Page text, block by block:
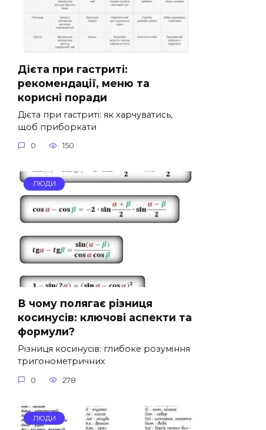
Дієта при гастриті:
рекомендації, меню та
корисні поради
Дієта при гастриті: як харчуватись,
щоб приборкати
0 150
ЛЮДИ
В чому полягає різниця
косинусів: ключові аспекти та
формули?
Різниця косинусів: глибоке розуміння
тригонометричних
0 278
ЛЮДИ